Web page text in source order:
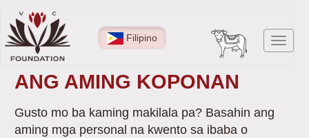
Skip
to
main
Filipino
ANG AMING KOPONAN
Gusto mo ba kaming makilala pa? Basahin ang
aming mga personal na kwento sa ibaba o